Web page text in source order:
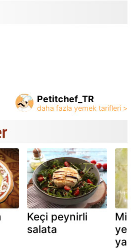
Petitchef_TR
Keçi peynirli
salata